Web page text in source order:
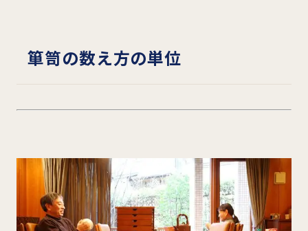
箪笥の数え方の単位